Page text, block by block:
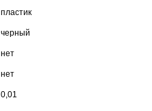
пластик
черный
нет
нет
0,01